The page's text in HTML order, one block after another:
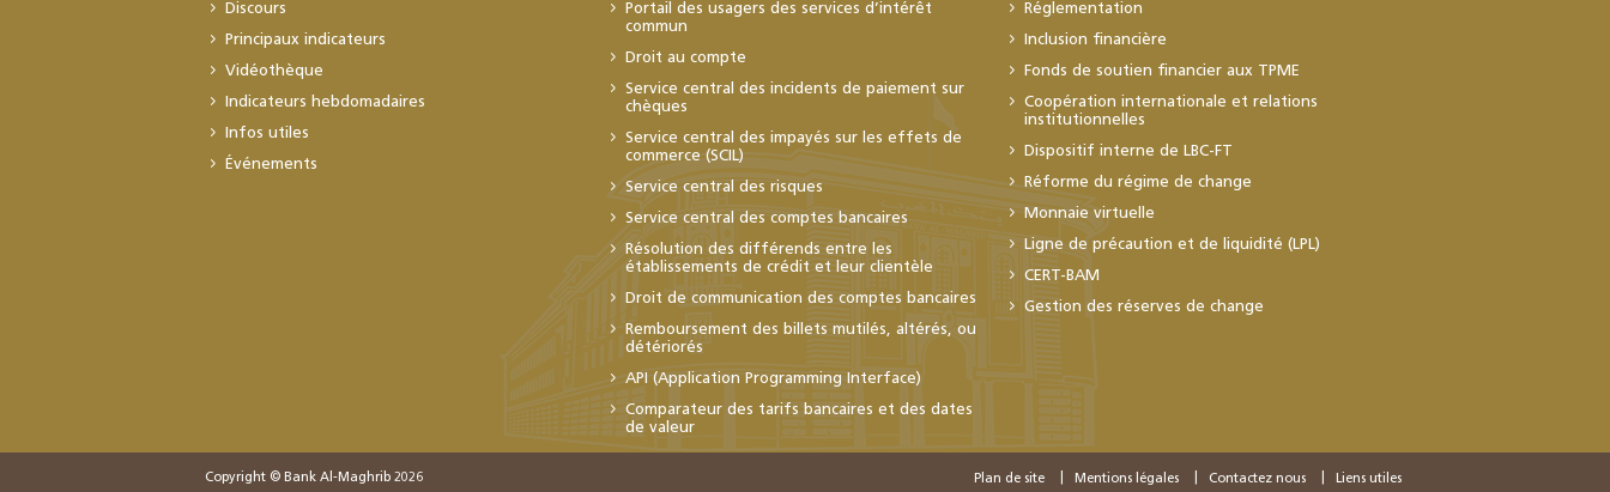
Discours
Principaux indicateurs
Vidéothèque
Indicateurs hebdomadaires
Infos utiles
Événements
Portail des usagers des services d’intérêt
commun
Droit au compte
Service central des incidents de paiement sur
chèques
Service central des impayés sur les effets de
commerce (SCIL)
Service central des risques
Service central des comptes bancaires
Résolution des différends entre les
établissements de crédit et leur clientèle
Droit de communication des comptes bancaires
Remboursement des billets mutilés, altérés, ou
détériorés
API (Application Programming Interface)
Comparateur des tarifs bancaires et des dates
de valeur
Réglementation
Inclusion financière
Fonds de soutien financier aux TPME
Coopération internationale et relations
institutionnelles
Dispositif interne de LBC-FT
Réforme du régime de change
Monnaie virtuelle
Ligne de précaution et de liquidité (LPL)
CERT-BAM
Gestion des réserves de change
Copyright © Bank Al-Maghrib 2026 Plan de site Mentions légales Contactez nous Liens utiles